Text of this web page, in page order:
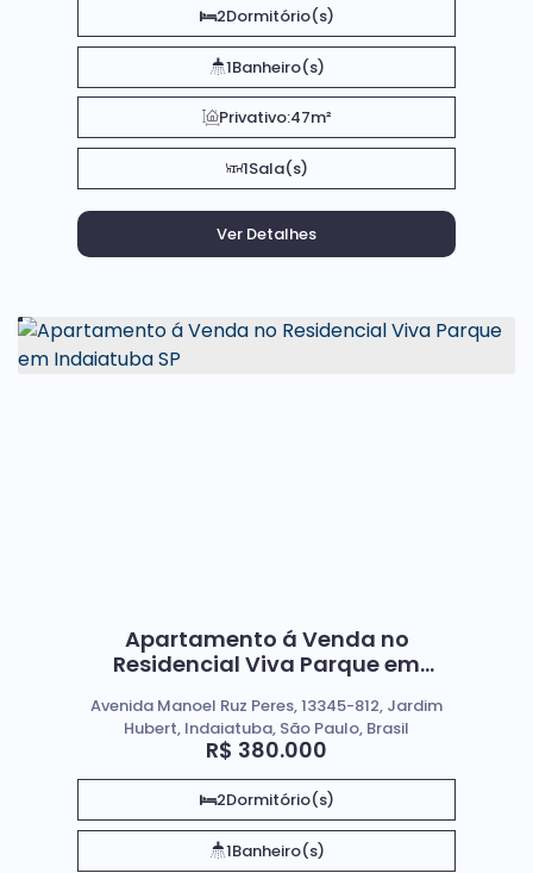
2Dormitório(s)
1Banheiro(s)
Privativo:47m²
1Sala(s)
Apartamento á Venda no
Residencial Viva Parque em
R$ 380.000
Avenida Manoel Ruz Peres, 13345-812, Jardim
Hubert, Indaiatuba, São Paulo, Brasil
2Dormitório(s)
1Banheiro(s)